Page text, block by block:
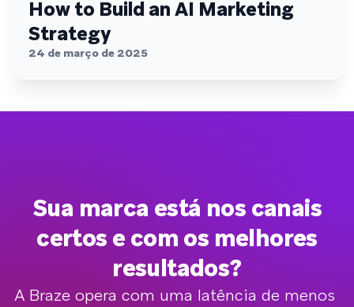
How to Build an AI Marketing
Strategy
24 de março de 2025
Sua marca está nos canais
certos e com os melhores
resultados?
A Braze opera com uma latência de menos